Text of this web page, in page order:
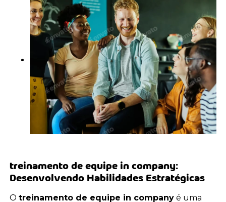
treinamento de equipe in company:
Desenvolvendo Habilidades Estratégicas
Otreinamento de equipe in company é uma